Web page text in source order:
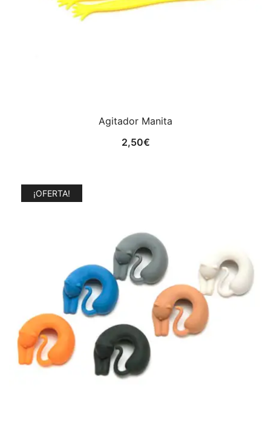
Agitador Manita
2,50€
¡OFERTA!